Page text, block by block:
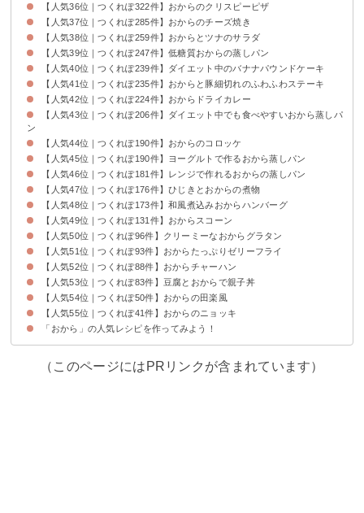
【人気36位｜つくれぽ322件】おからのクリスピーピザ
【人気37位｜つくれぽ285件】おからのチーズ焼き
【人気38位｜つくれぽ259件】おからとツナのサラダ
【人気39位｜つくれぽ247件】低糖質おからの蒸しパン
【人気40位｜つくれぽ239件】ダイエット中のバナナパウンドケーキ
【人気41位｜つくれぽ235件】おからと豚細切れのふわふわステーキ
【人気42位｜つくれぽ224件】おからドライカレー
【人気43位｜つくれぽ206件】ダイエット中でも食べやすいおから蒸しパ
ン
【人気44位｜つくれぽ190件】おからのコロッケ
【人気45位｜つくれぽ190件】ヨーグルトで作るおから蒸しパン
【人気46位｜つくれぽ181件】レンジで作れるおからの蒸しパン
【人気47位｜つくれぽ176件】ひじきとおからの煮物
【人気48位｜つくれぽ173件】和風煮込みおからハンバーグ
【人気49位｜つくれぽ131件】おからスコーン
【人気50位｜つくれぽ96件】クリーミーなおからグラタン
【人気51位｜つくれぽ93件】おからたっぷりゼリーフライ
【人気52位｜つくれぽ88件】おからチャーハン
【人気53位｜つくれぽ83件】豆腐とおからで親子丼
【人気54位｜つくれぽ50件】おからの田楽風
【人気55位｜つくれぽ41件】おからのニョッキ
「おから」の人気レシピを作ってみよう！
（このページにはPRリンクが含まれています）